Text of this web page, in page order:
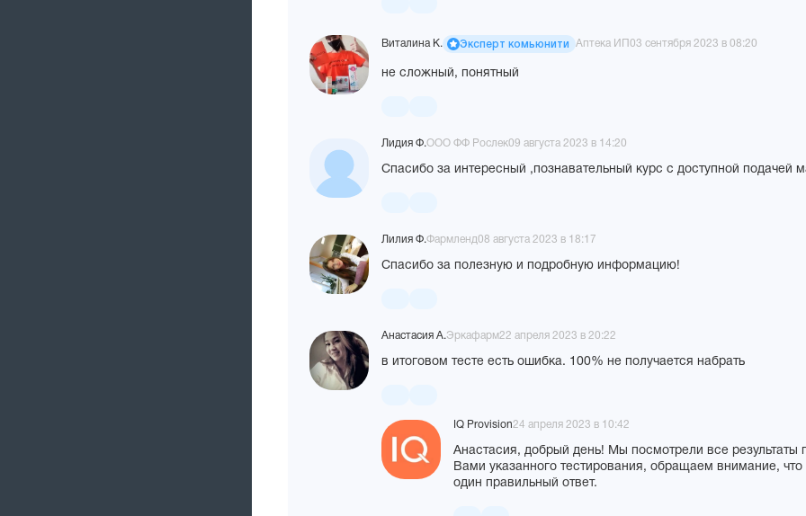
Виталина К. Эксперт комьюнити Аптека ИП 03 сентября 2023 в 08:20
не сложный, понятный
Лидия Ф.ООО ФФ Рослек09 августа 2023 в 14:20
Спасибо за интересный ,познавательный курс с доступной подачей
Лилия Ф.Фармленд08 августа 2023 в 18:17
Спасибо за полезную и подробную информацию!
Анастасия А.Эркафарм22 апреля 2023 в 20:22
в итоговом тесте есть ошибка. 100% не получается набрать
IQ Provision24 апреля 2023 в 10:42
Анастасия, добрый день! Мы посмотрели все результаты
Вами указанного тестирования, обращаем внимание, что
один правильный ответ.